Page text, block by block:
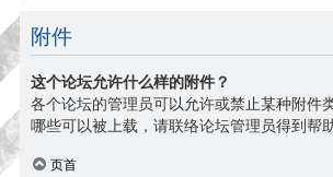
附件
这个论坛允许什么样的附件？
各个论坛的管理员可以允许或禁止某种附件
哪些可以被上载，请联络论坛管理员得到帮助
页首